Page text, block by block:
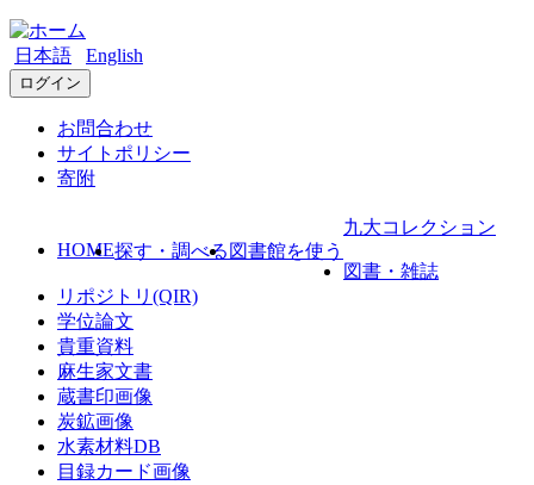
日本語 English
ログイン
お問合わせ
サイトポリシー
寄附
HOME探す・調べる 図書館を使う
九大コレクション
図書・雑誌
リポジトリ(QIR)
学位論文
貴重資料
麻生家文書
蔵書印画像
炭鉱画像
水素材料DB
目録カード画像